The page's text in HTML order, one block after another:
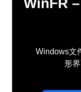
WinFR
Windows文
形